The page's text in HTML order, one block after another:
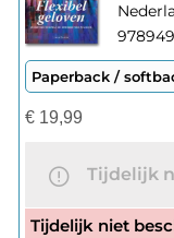
Paperback /
€19,99
Tijdelijk
Tijdelijk niet